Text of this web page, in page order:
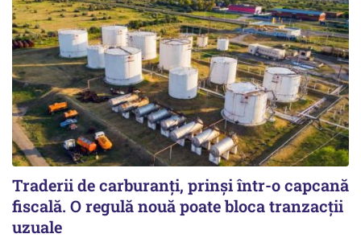
Traderii de carburanți, prinși într-o capcană
fiscală. O regulă nouă poate bloca tranzacții
uzuale